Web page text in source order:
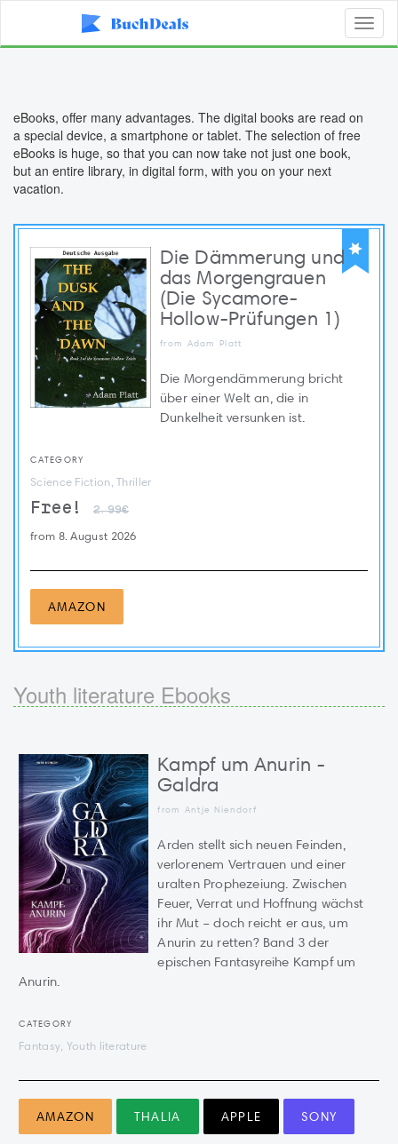
eBooks, offer many advantages. The digital books are read on
a special device, a smartphone or tablet. The selection of free
eBooks is huge, so that you can now take not just one book,
but an entire library, in digital form, with you on your next
vacation.
Die Dämmerung und
das Morgengrauen
(Die Sycamore-
Hollow-Prüfungen 1)
from Adam Platt
Die Morgendämmerung bricht
über einer Welt an, die in
Dunkelheit versunken ist.
CATEGORY
Science Fiction, Thriller
Free! 2.99€
from 8. August 2026
AMAZON
Youth literature Ebooks
Kampf um Anurin -
Galdra
from Antje Niendorf
Arden stellt sich neuen Feinden,
verlorenem Vertrauen und einer
uralten Prophezeiung. Zwischen
Feuer, Verrat und Hoffnung wächst
ihr Mut – doch reicht er aus, um
Anurin zu retten? Band 3 der
epischen Fantasyreihe Kampf um
Anurin.
CATEGORY
Fantasy, Youth literature
AMAZON THALIA APPLE SONY